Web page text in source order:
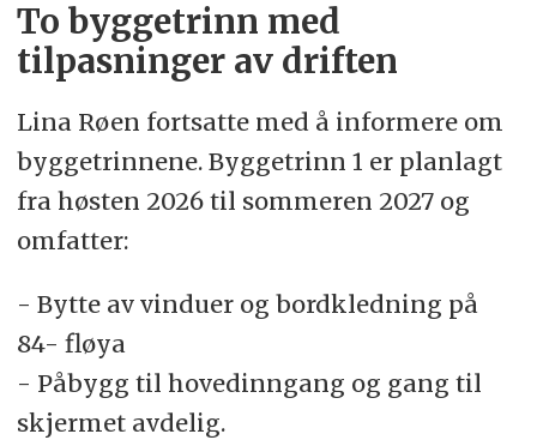
To byggetrinn med
tilpasninger av driften
Lina Røen fortsatte med å informere om
byggetrinnene. Byggetrinn 1 er planlagt
fra høsten 2026 til sommeren 2027 og
omfatter:
- Bytte av vinduer og bordkledning på
84- fløya
- Påbygg til hovedinngang og gang til
skjermet avdelig.